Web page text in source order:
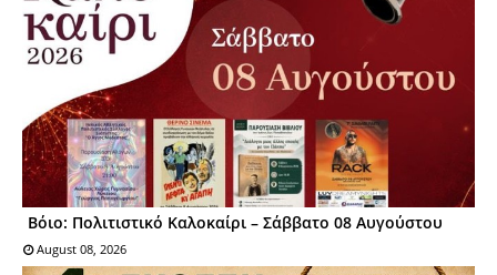
Βόιο: Πολιτιστικό Καλοκαίρι – Σάββατο 08 Αυγούστου
August 08, 2026